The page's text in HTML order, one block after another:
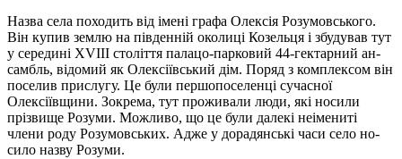
Назва села походить від імені графа Олексія Розумовського.
Він купив землю на південній око­лиці Козельця і збудував тут
у середині XVIII століття палацо-парковий 44-гектарний ан­
самбль, відомий як Олексіївський дім. Поряд з комплексом він
поселив прислугу. Це були пер­шо­по­селенці сучасної
Олексіївщини. Зокрема, тут проживали люди, які носили
прізвище Розуми. Мож­ливо, що це були далекі неімениті
члени роду Розумовських. Адже у дорадянські часи село но­
сило назву Розуми.